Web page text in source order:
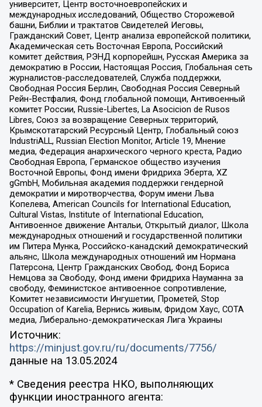
университет, Центр восточноевропейских и
международных исследований, Общество Сторожевой
башни, Библии и трактатов Свидетелей Иеговы,
Гражданский Совет, Центр анализа европейской политики,
Академическая сеть Восточная Европа, Российский
комитет действия, РЭНД корпорейшн, Русская Америка за
демократию в России, Настоящая Россия, Глобальная сеть
журналистов-расследователей, Служба поддержки,
Свободная Россия Берлин, Свободная Россия Северный
Рейн-Вестфалия, Фонд глобальной помощи, Антивоенный
комитет России, Russie-Libertes, La Asocicion de Rusos
Libres, Союз за возвращение Северных территорий,
Крымскотатарский Ресурсный Центр, Глобальный союз
IndustriALL, Russian Election Monitor, Article 19, Мнение
медиа, Федерация анархического черного креста, Радио
Свободная Европа, Германское общество изучения
Восточной Европы, Фонд имени Фридриха Эберта, XZ
gGmbH, Мобильная академия поддержки гендерной
демократии и миротворчества, Форум имени Льва
Копелева, American Councils for International Education,
Cultural Vistas, Institute of International Education,
Антивоенное движение Антальи, Открытый диалог, Школа
международных отношений и государственной политики
им Питера Мунка, Российско-канадский демократический
альянс, Школа международных отношений им Нормана
Патерсона, Центр Гражданских Свобод, Фонд Бориса
Немцова за Свободу, Фонд имени Фридриха Науманна за
свободу, Феминистское антивоенное сопротивление,
Комитет независимости Ингушетии, Прометей, Stop
Occupation of Karelia, Вернись живым, Фридом Хаус, СОТА
медиа, Либерально-демократическая Лига Украины
Источник:
https://minjust.gov.ru/ru/documents/7756/
данные на 13.05.2024
* Сведения реестра НКО, выполняющих
функции иностранного агента: